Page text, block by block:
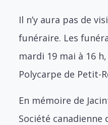
Il n’y aura pas de
funéraire. Les
mardi 19 mai à 16 h,
Polycarpe de Petit-
En mémoire de
Société canadienne